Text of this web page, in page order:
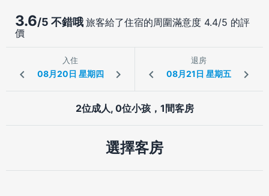
3.6/5 不錯哦 旅客給了住宿的周圍滿意度 4.4/5 的評
價
入住 退房
2位成人, 0位小孩，1間客房
選擇客房